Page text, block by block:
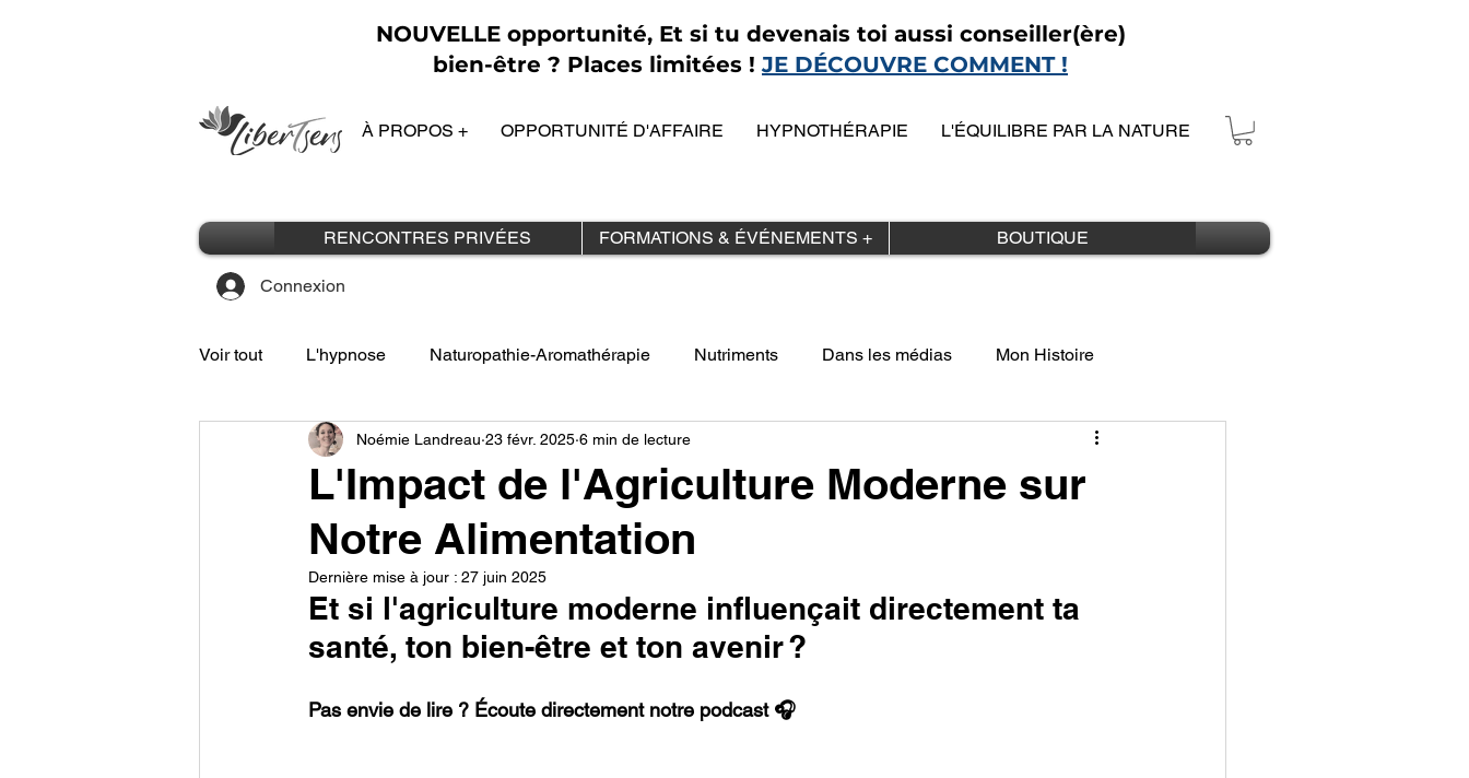
NOUVELLE opportunité, Et si tu devenais toi aussi conseiller(ère)
bien-être ? Places limitées ! JE DÉCOUVRE COMMENT !
À PROPOS + OPPORTUNITÉ D'AFFAIRE HYPNOTHÉRAPIE L'ÉQUILIBRE PAR LA NATURE
RENCONTRES PRIVÉES FORMATIONS & ÉVÉNEMENTS + BOUTIQUE
Connexion
Voir tout L'hypnose Naturopathie-Aromathérapie Nutriments Dans les médias Mon Histoire
L'Impact de l'Agriculture Moderne sur
Notre Alimentation
Noémie Landreau 23 févr. 2025 6 min de lecture
Dernière mise à jour : 27 juin 2025
Et si l'agriculture moderne influençait directement ta
santé, ton bien-être et ton avenir ?
Pas envie de lire ? Écoute directement notre podcast 🎧